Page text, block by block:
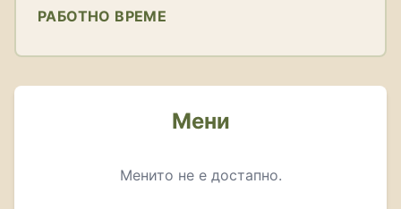
РАБОТНО ВРЕМЕ
Мени
Менито не е достапно.